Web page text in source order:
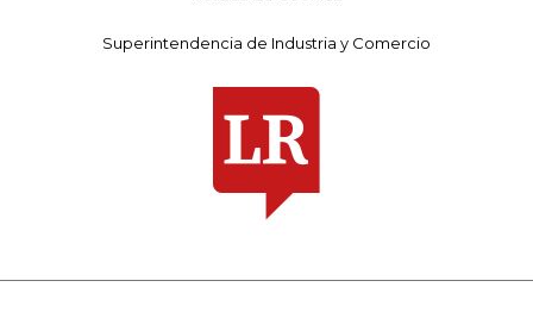
Superintendencia de Industria y Comercio